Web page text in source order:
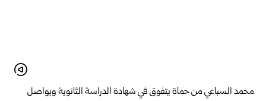
محمد السباعي من حماة يتفوق في شهادة الدراسة الثانوية ويواصل